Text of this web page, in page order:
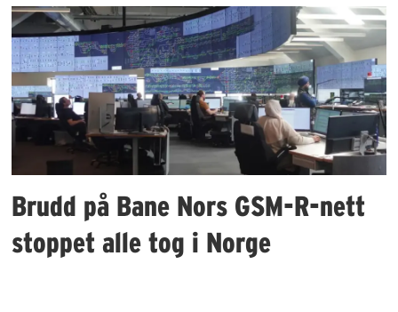
Brudd på Bane Nors GSM-R-nett
stoppet alle tog i Norge